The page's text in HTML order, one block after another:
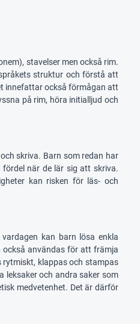
stavelser men också rim.
struktur och förstå att
innefattar också förmågan att
på rim, höra initialljud och
skriva. Barn som redan har
när de lär sig att skriva.
kan risken för läs- och
kan barn lösa enkla
också användas för att främja
rytmiskt, klappas och stampas
leksaker och andra saker som
medvetenhet. Det är därför